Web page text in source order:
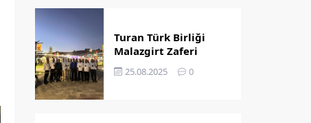
Turan Türk Birliği
Malazgirt Zaferi
Kutlamalarında
25.08.2025 0